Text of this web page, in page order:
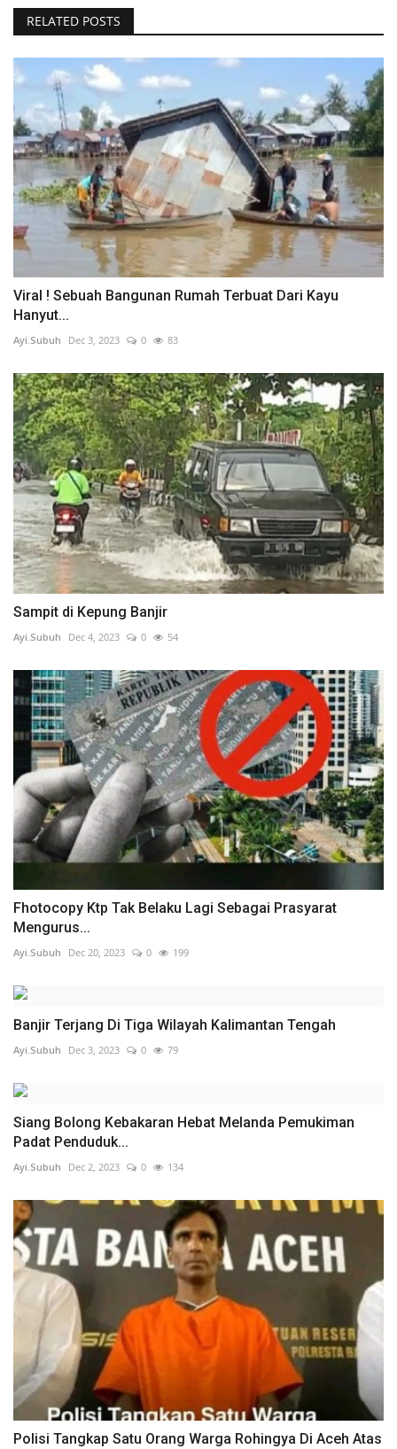
RELATED POSTS
Viral ! Sebuah Bangunan Rumah Terbuat Dari Kayu
Hanyut...
Ayi.Subuh Dec 3, 2023 0 83
Sampit di Kepung Banjir
Ayi.Subuh Dec 4, 2023 0 54
Fhotocopy Ktp Tak Belaku Lagi Sebagai Prasyarat
Mengurus...
Ayi.Subuh Dec 20, 2023 0 199
Banjir Terjang Di Tiga Wilayah Kalimantan Tengah
Ayi.Subuh Dec 3, 2023 0 79
Siang Bolong Kebakaran Hebat Melanda Pemukiman
Padat Penduduk...
Ayi.Subuh Dec 2, 2023 0 134
Polisi Tangkap Satu Orang Warga Rohingya Di Aceh Atas